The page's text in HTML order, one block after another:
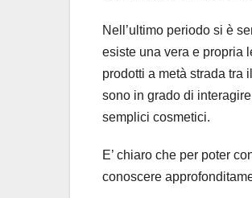
Nell’ultimo periodo si è
esiste una vera e propria
prodotti a metà strada tra
sono in grado di
semplici cosmetici.
E’ chiaro che per poter
conoscere